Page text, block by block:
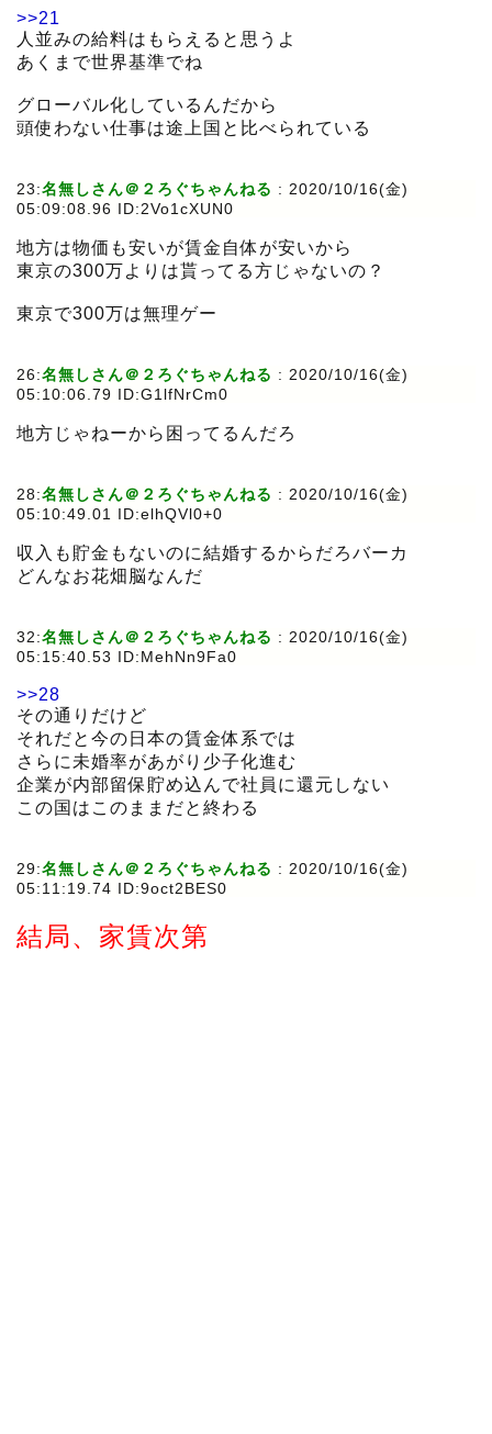
>>21
人並みの給料はもらえると思うよ
あくまで世界基準でね
グローバル化しているんだから
頭使わない仕事は途上国と比べられている
23:名無しさん＠２ろぐちゃんねる : 2020/10/16(金)
05:09:08.96 ID:2Vo1cXUN0
地方は物価も安いが賃金自体が安いから
東京の300万よりは貰ってる方じゃないの？
東京で300万は無理ゲー
26:名無しさん＠２ろぐちゃんねる : 2020/10/16(金)
05:10:06.79 ID:G1lfNrCm0
地方じゃねーから困ってるんだろ
28:名無しさん＠２ろぐちゃんねる : 2020/10/16(金)
05:10:49.01 ID:elhQVl0+0
収入も貯金もないのに結婚するからだろバーカ
どんなお花畑脳なんだ
32:名無しさん＠２ろぐちゃんねる : 2020/10/16(金)
05:15:40.53 ID:MehNn9Fa0
>>28
その通りだけど
それだと今の日本の賃金体系では
さらに未婚率があがり少子化進む
企業が内部留保貯め込んで社員に還元しない
この国はこのままだと終わる
29:名無しさん＠２ろぐちゃんねる : 2020/10/16(金)
05:11:19.74 ID:9oct2BES0
結局、家賃次第